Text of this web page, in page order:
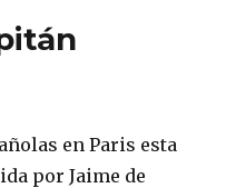
en Paris esta
por Jaime de